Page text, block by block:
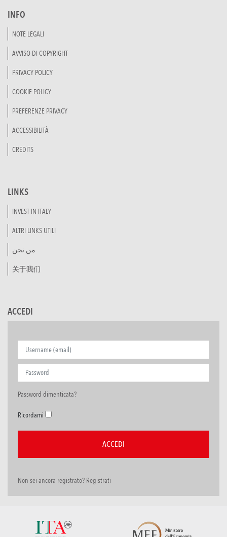
INFO
NOTE LEGALI
AVVISO DI COPYRIGHT
PRIVACY POLICY
COOKIE POLICY
PREFERENZE PRIVACY
ACCESSIBILITÀ
CREDITS
LINKS
INVEST IN ITALY
ALTRI LINKS UTILI
من نحن
关于我们
ACCEDI
Password dimenticata?
Ricordami
Non sei ancora registrato? Registrati